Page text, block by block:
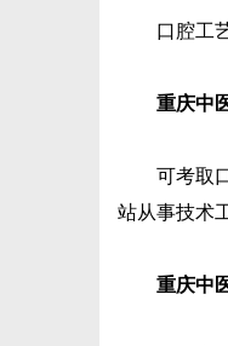
口腔工艺
重庆中医
可考取口
站从事技术
重庆中医